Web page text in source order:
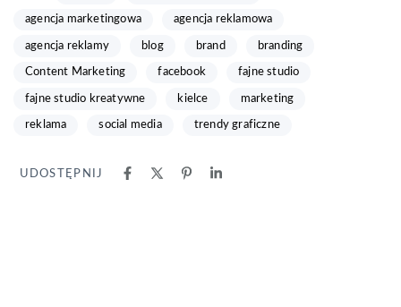
agencja marketingowa agencja reklamowa
agencja reklamy blog brand branding
Content Marketing facebook fajne studio
fajne studio kreatywne kielce marketing
reklama social media trendy graficzne
UDOSTĘPNIJ